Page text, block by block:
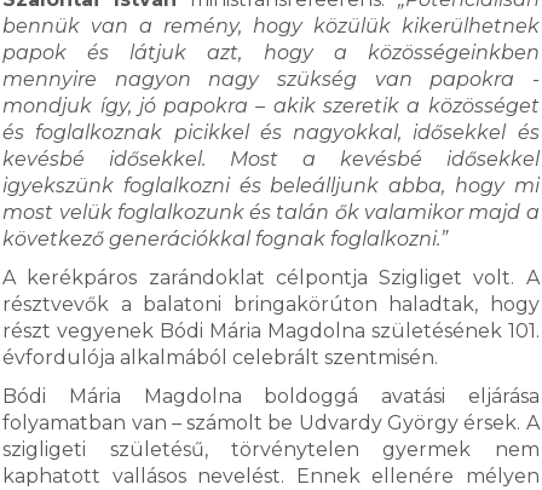
bennük van a remény, hogy közülük kikerülhetnek
papok és látjuk azt, hogy a közösségeinkben
mennyire nagyon nagy szükség van papokra -
mondjuk így, jó papokra – akik szeretik a közösséget
és foglalkoznak picikkel és nagyokkal, idősekkel és
kevésbé idősekkel. Most a kevésbé idősekkel
igyekszünk foglalkozni és beleálljunk abba, hogy mi
most velük foglalkozunk és talán ők valamikor majd a
következő generációkkal fognak foglalkozni.”
A kerékpáros zarándoklat célpontja Szigliget volt. A
résztvevők a balatoni bringakörúton haladtak, hogy
részt vegyenek Bódi Mária Magdolna születésének 101.
évfordulója alkalmából celebrált szentmisén.
Bódi Mária Magdolna boldoggá avatási eljárása
folyamatban van – számolt be Udvardy György érsek. A
szigligeti születésű, törvénytelen gyermek nem
kaphatott vallásos nevelést. Ennek ellenére mélyen